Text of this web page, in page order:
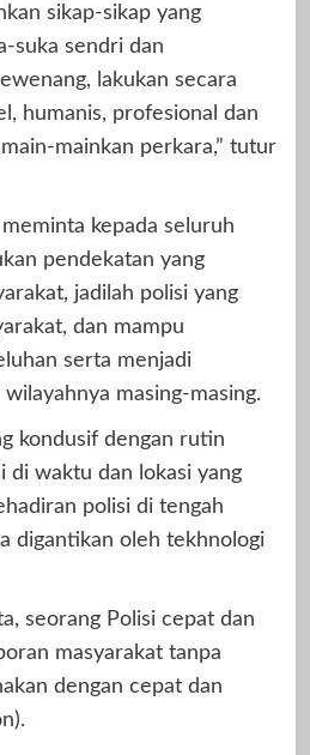
sikap-sikap yang
suka sendri dan
lakukan secara
humanis, profesional dan
mainkan perkara,” tutur
kepada seluruh
pendekatan yang
jadilah polisi yang
dan mampu
serta menjadi
masing-masing.
kondusif dengan rutin
di waktu dan lokasi yang
polisi di tengah
digantikan oleh tekhnologi
seorang Polisi cepat dan
masyarakat tanpa
dengan cepat dan